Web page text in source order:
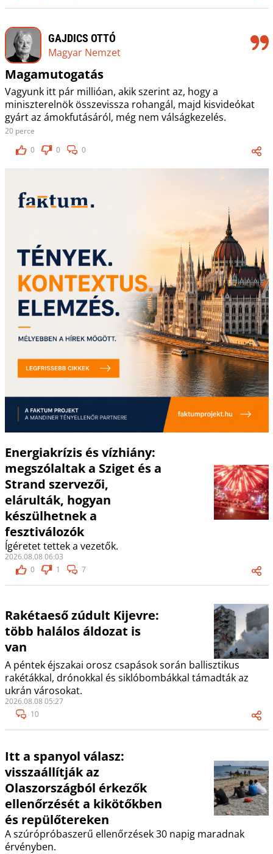
GAJDICS OTTÓ
Magyar Nemzet
Magamutogatás
Vagyunk itt pár millióan, akik szerint az, hogy a
miniszterelnök összevissza rohangál, majd kisvideókat
gyárt az ámokfutásáról, még nem válságkezelés.
20 perce
0
0 0
Energiakrízis és vízhiány:
megszólaltak a Sziget és a
Strand szervezői,
elárulták, hogyan
készülhetnek a
fesztiválozók
Ígéretet tettek a vezetők.
2026.08.08 06:03
0
1 7
Rakétaeső zúdult Kijevre:
több halálos áldozat is
van
A péntek éjszakai orosz csapások során ballisztikus
rakétákkal, drónokkal és siklóbombákkal támadták az
ukrán városokat.
2026.08.08 05:27
10
Itt a spanyol válasz:
visszaállítják az
Olaszországból érkezők
ellenőrzését a kikötőkben
és repülőtereken
A szúrópróbaszerű ellenőrzések 30 napig maradnak
érvényben.